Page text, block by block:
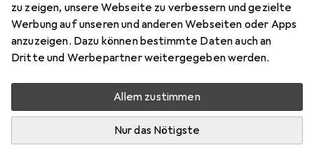
zu zeigen, unsere Webseite zu verbessern und gezielte
Werbung auf unseren und anderen Webseiten oder Apps
anzuzeigen. Dazu können bestimmte Daten auch an
Dritte und Werbepartner weitergegeben werden.
Allem zustimmen
Nur das Nötigste
Schneller lieferbar
Angebot für
EUR
55,26
Zwischen Mi, 19.8. und Fr, 28.8. geliefert